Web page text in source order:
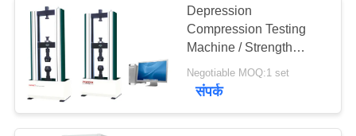
Depression
Compression Testing
Machine / Strength
Testing Equipment For
Foam
Negotiable MOQ:1 set
संपर्क